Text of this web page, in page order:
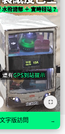
⛶
字版訪問 →